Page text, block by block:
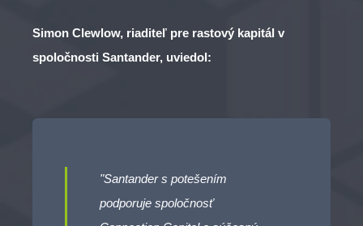
Simon Clewlow, riaditeľ pre rastový kapitál v
spoločnosti Santander, uviedol:
"Santander s potešením
podporuje spoločnosť